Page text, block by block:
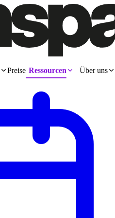
Preise Ressourcen Über uns